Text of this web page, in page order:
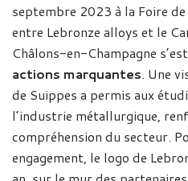
septembre 2023 à la Foire
entre Lebronze alloys et le
Châlons-en-Champagne
actions marquantes. Une
de Suippes a permis aux
l’industrie métallurgique,
compréhension du secteur.
engagement, le logo de